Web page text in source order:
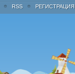
РЕГИСТРАЦИЯ
RSS